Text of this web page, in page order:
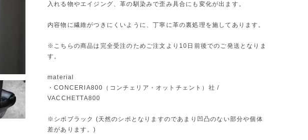
入れる物やエイジング、革の馴染みで歪み具合にも変化が出ます。
内容物に繊維がつきにくいように、丁寧に革の裏処理を施してあります。
※こちらの商品は完全受注のためご注文より10日前後でのご発送となりま
す。
material
・CONCERIA800（コンチェリア・オットチェント）社 /
VACCHETTA800
※シボブラック (天然のシボとなりますのであまり凹凸のない部分や個体
差があります。)